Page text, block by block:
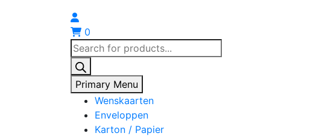
0
Producten
zoeken
Primary Menu
Wenskaarten
Enveloppen
Karton / Papier